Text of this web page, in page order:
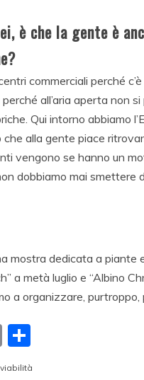
è che la gente è
commerciali perché
all’aria aperta non
Qui intorno abbiamo
alla gente piace
vengono se hanno un
dobbiamo mai smettere
mostra dedicata a
a metà luglio e “Albino
a organizzare, purtroppo,
E
m
viabilità